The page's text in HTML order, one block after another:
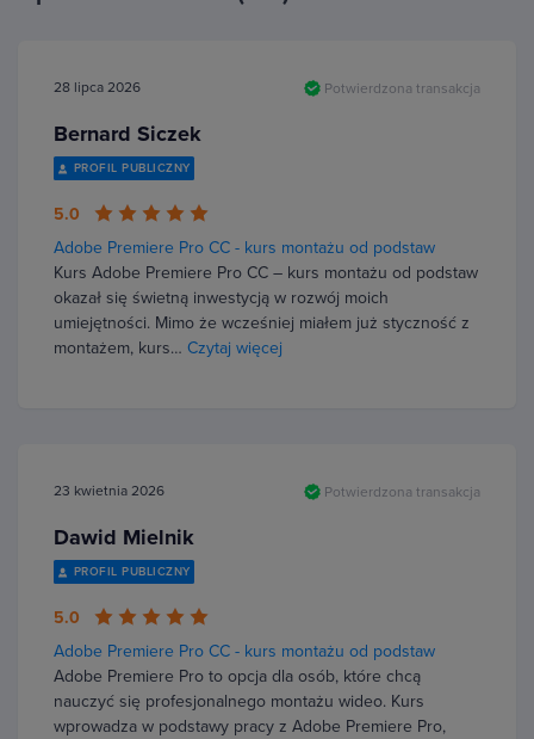
28 lipca 2026 Potwierdzona transakcja
Bernard Siczek
PROFIL PUBLICZNY
5.0
Adobe Premiere Pro CC - kurs montażu od podstaw
Kurs Adobe Premiere Pro CC – kurs montażu od podstaw
okazał się świetną inwestycją w rozwój moich
umiejętności. Mimo że wcześniej miałem już styczność z
montażem, kurs… Czytaj więcej
23 kwietnia 2026 Potwierdzona transakcja
Dawid Mielnik
PROFIL PUBLICZNY
5.0
Adobe Premiere Pro CC - kurs montażu od podstaw
Adobe Premiere Pro to opcja dla osób, które chcą
nauczyć się profesjonalnego montażu wideo. Kurs
wprowadza w podstawy pracy z Adobe Premiere Pro,